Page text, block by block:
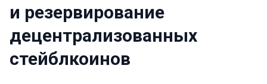
и резервирование
децентрализованных
стейблкоинов